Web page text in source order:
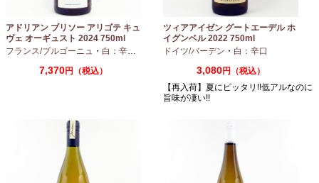
アドリアン ブリソー アリゴテ キュ
ヴェ オーギュスト 2024 750ml
フランス/ブルゴーニュ ・ 白：辛口 アリゴテ
7,370円（税込）
ツィアアイゼン グートエーデル ホ
イグンベル 2022 750ml
ドイツ/バーデン ・ 白：辛口
3,080円（税込）
【再入荷】夏にピッタリ!!低アルなのに
旨味が凄い!!